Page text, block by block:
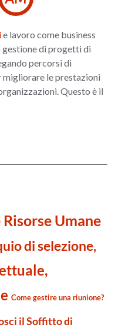
e lavoro come business
gestione di progetti di
percorsi di
migliorare le prestazioni
Questo è il
Umane
di selezione,
Come gestire una riunione?
il Soffitto di